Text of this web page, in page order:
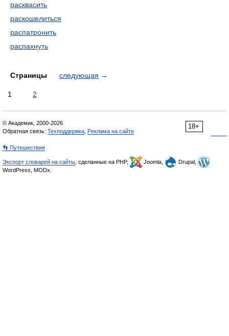
расквасить
раскошелиться
распатронить
распахнуть
Страницы следующая →
1 2
18+
© Академик, 2000-2026
Обратная связь: Техподдержка Реклама на сайте
👣 Путешествия
Экспорт словарей на сайты , сделанные на PHP, Joomla,
Drupal,
WordPress, MODx.